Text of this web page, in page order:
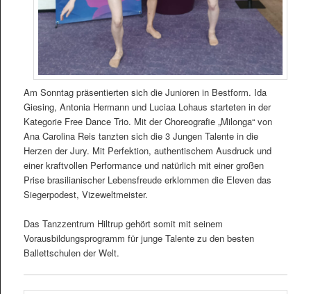
Am Sonntag präsentierten sich die Junioren in Bestform. Ida
Giesing, Antonia Hermann und Luciaa Lohaus starteten in der
Kategorie Free Dance Trio. Mit der Choreografie „Milonga“ von
Ana Carolina Reis tanzten sich die 3 Jungen Talente in die
Herzen der Jury. Mit Perfektion, authentischem Ausdruck und
einer kraftvollen Performance und natürlich mit einer großen
Prise brasilianischer Lebensfreude erklommen die Eleven das
Siegerpodest, Vizeweltmeister.
Das Tanzzentrum Hiltrup gehört somit mit seinem
Vorausbildungsprogramm für junge Talente zu den besten
Ballettschulen der Welt.